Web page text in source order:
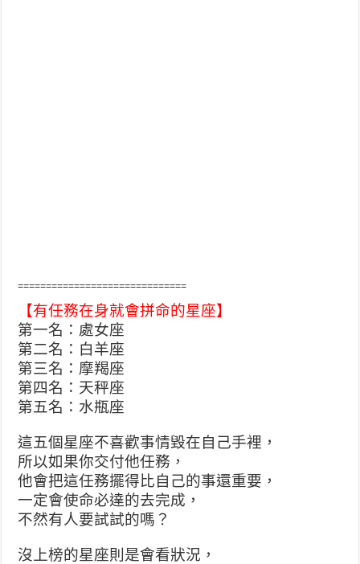
==============================
【有任務在身就會拼命的星座】
第一名：處女座
第二名：白羊座
第三名：摩羯座
第四名：天秤座
第五名：水瓶座
這五個星座不喜歡事情毀在自己手裡，
所以如果你交付他任務，
他會把這任務擺得比自己的事還重要，
一定會使命必達的去完成，
不然有人要試試的嗎？
沒上榜的星座則是會看狀況，